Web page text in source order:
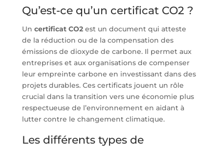
Qu’est-ce qu’un certificat CO2 ?
Un certificat CO2est un document qui atteste
de la réduction ou de la compensation des
émissions de dioxyde de carbone. Il permet aux
entreprises et aux organisations de compenser
leur empreinte carbone en investissant dans des
projets durables. Ces certificats jouent un rôle
crucial dans la transition vers une économie plus
respectueuse de l’environnement en aidant à
lutter contre le changement climatique.
Les différents types de